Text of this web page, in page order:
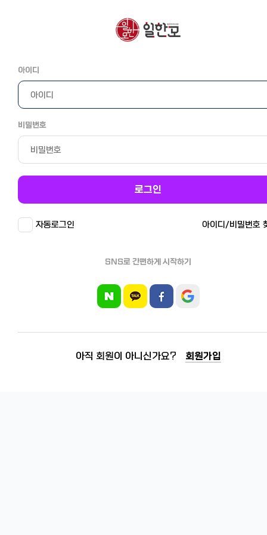
아이디
비밀번호
로그인
자동로그인 아이디/비밀번호
SNS로 간편하게 시작하기
아직 회원이 아니신가요? 회원가입